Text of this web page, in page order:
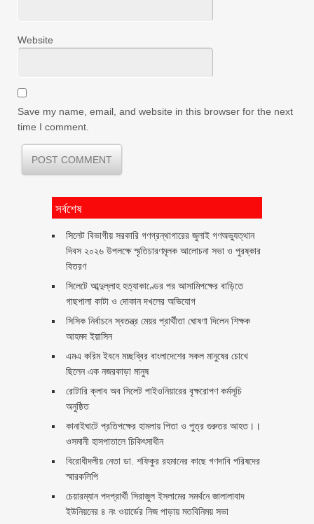
Website
Save my name, email, and website in this browser for the next
time I comment.
সর্বশেষ
সিলেট বিভাগীয় সরকারি গণগ্রন্থাগারের জুলাই গণঅভ্যুত্থান
দিবস ২০২৬ উপলক্ষে স্মৃতিচারণমূলক আলোচনা সভা ও পুরষ্কার
বিতরণ ‎ ‎
সিলেটে আব্দুল্লাহ হত্যাকাণ্ডের পর আসামিপক্ষের বাড়িতে
গাছপালা কাটা ও দোকান দখলের অভিযোগ
সিসিক নির্বাচনে স্বতন্ত্র মেয়র প্রার্থীতা ঘোষণা দিলেন শিক্ষক
আহমদ ইয়াসিন
এমএ করিম ইবনে মচ্ছব্বির বাংলাদেশের সকল মানুষের চোখে
ছিলেন এক নজরকাড়া মানুষ ‎
রোটারি ক্লাব অব সিলেট পাইওনিয়ারের বৃক্ষরোপণ কর্মসূচি
অনুষ্ঠিত
কানাইঘাটে প্রতিপক্ষের হামলায় পিতা ও পুত্র গুরুতর আহত।।
ওসমানী হাসপাতালে চিকিৎসাধীন
বিরোধীদলীয় নেতা ডা. শফিকুর রহমানের কাছে গণদাবি পরিষদের
স্মারকলিপি ‎
চেয়ারম্যান পদপ্রার্থী সিরাজুল ইসলামের সমর্থনে জালালাবাদ
ইউনিয়নের ৪ নং ওয়ার্ডের নিজ পাড়ায় মতবিনিময় সভা